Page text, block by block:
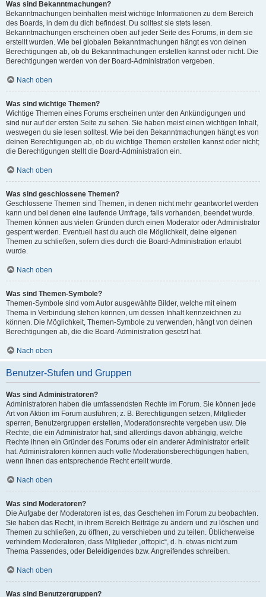
Was sind Bekanntmachungen?
Bekanntmachungen beinhalten meist wichtige Informationen zu dem Bereich
des Boards, in dem du dich befindest. Du solltest sie stets lesen.
Bekanntmachungen erscheinen oben auf jeder Seite des Forums, in dem sie
erstellt wurden. Wie bei globalen Bekanntmachungen hängt es von deinen
Berechtigungen ab, ob du Bekanntmachungen erstellen kannst oder nicht. Die
Berechtigungen werden von der Board-Administration vergeben.
Nach oben
Was sind wichtige Themen?
Wichtige Themen eines Forums erscheinen unter den Ankündigungen und
sind nur auf der ersten Seite zu sehen. Sie haben meist einen wichtigen Inhalt,
weswegen du sie lesen solltest. Wie bei den Bekanntmachungen hängt es von
deinen Berechtigungen ab, ob du wichtige Themen erstellen kannst oder nicht;
die Berechtigungen stellt die Board-Administration ein.
Nach oben
Was sind geschlossene Themen?
Geschlossene Themen sind Themen, in denen nicht mehr geantwortet werden
kann und bei denen eine laufende Umfrage, falls vorhanden, beendet wurde.
Themen können aus vielen Gründen durch einen Moderator oder Administrator
gesperrt werden. Eventuell hast du auch die Möglichkeit, deine eigenen
Themen zu schließen, sofern dies durch die Board-Administration erlaubt
wurde.
Nach oben
Was sind Themen-Symbole?
Themen-Symbole sind vom Autor ausgewählte Bilder, welche mit einem
Thema in Verbindung stehen können, um dessen Inhalt kennzeichnen zu
können. Die Möglichkeit, Themen-Symbole zu verwenden, hängt von deinen
Berechtigungen ab, die die Board-Administration gesetzt hat.
Nach oben
Benutzer-Stufen und Gruppen
Was sind Administratoren?
Administratoren haben die umfassendsten Rechte im Forum. Sie können jede
Art von Aktion im Forum ausführen; z. B. Berechtigungen setzen, Mitglieder
sperren, Benutzergruppen erstellen, Moderationsrechte vergeben usw. Die
Rechte, die ein Administrator hat, sind allerdings davon abhängig, welche
Rechte ihnen ein Gründer des Forums oder ein anderer Administrator erteilt
hat. Administratoren können auch volle Moderationsberechtigungen haben,
wenn ihnen das entsprechende Recht erteilt wurde.
Nach oben
Was sind Moderatoren?
Die Aufgabe der Moderatoren ist es, das Geschehen im Forum zu beobachten.
Sie haben das Recht, in ihrem Bereich Beiträge zu ändern und zu löschen und
Themen zu schließen, zu öffnen, zu verschieben und zu teilen. Üblicherweise
verhindern Moderatoren, dass Mitglieder „offtopic“, d. h. etwas nicht zum
Thema Passendes, oder Beleidigendes bzw. Angreifendes schreiben.
Nach oben
Was sind Benutzergruppen?